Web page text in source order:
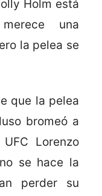
Holm está
una
la pelea se
que la pelea
bromeó a
Lorenzo
se hace la
perder su